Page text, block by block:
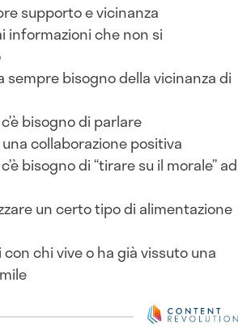
supporto e vicinanza
informazioni che non si
sempre bisogno della vicinanza di
bisogno di parlare
collaborazione positiva
bisogno di “tirare su il morale” ad
un certo tipo di alimentazione
chi vive o ha già vissuto una